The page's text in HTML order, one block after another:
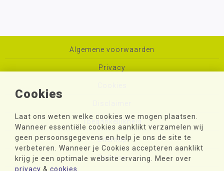
Cookies
Laat ons weten welke cookies we mogen plaatsen.
Wanneer essentiële cookies aanklikt verzamelen wij
geen persoonsgegevens en help je ons de site te
verbeteren. Wanneer je Cookies accepteren aanklikt
krijg je een optimale website ervaring. Meer over
privacy & cookies
Algemene voorwaarden
Privacy
Toegankelijkheid
Sitemap
Colofon